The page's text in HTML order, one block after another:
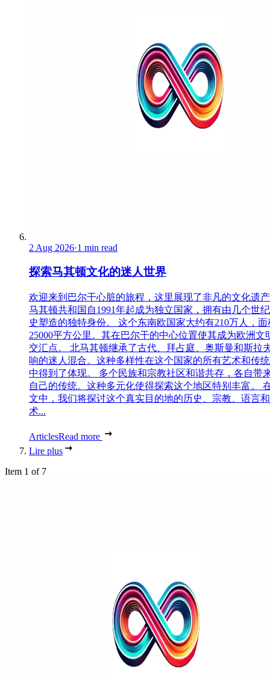
2 Aug 2026·1 min read
探索马其顿文化的迷人世界
欢迎来到巴尔干心脏的旅程，这里展现了非凡的文化遗
马其顿共和国自1991年起成为独立国家，拥有由几个世
史塑造的独特身份。 这个东南欧国家大约有210万人，面
25000平方公里。其在巴尔干的中心位置使其成为欧洲文
交汇点。 北马其顿继承了古代、拜占庭、奥斯曼和斯拉
响的迷人混合。这种多样性在这个国家的所有艺术和传
中得到了体现。 多个民族和宗教社区和谐共存，各自带
自己的传统。这种多元化使得探索这个地区特别丰富。
文中，我们将探讨这个真实目的地的历史、宗教、语言
术...
ArticlesRead more
Lire plus
Item 1 of 7